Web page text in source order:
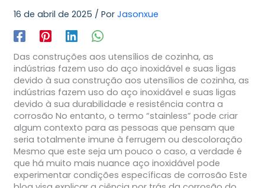
16 de abril de 2025 / Por Jasonxue
Das construções aos utensílios de cozinha, as
indústrias fazem uso do aço inoxidável e suas ligas
devido à sua construção aos utensílios de cozinha, as
indústrias fazem uso do aço inoxidável e suas ligas
devido à sua durabilidade e resistência contra a
corrosão No entanto, o termo “stainless” pode criar
algum contexto para as pessoas que pensam que
seria totalmente imune à ferrugem ou descoloração
Mesmo que este seja um pouco o caso, a verdade é
que há muito mais nuance aço inoxidável pode
experimentar condições específicas de corrosão Este